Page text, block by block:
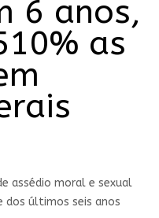
6 anos,
as
assédio moral e sexual
dos últimos seis anos